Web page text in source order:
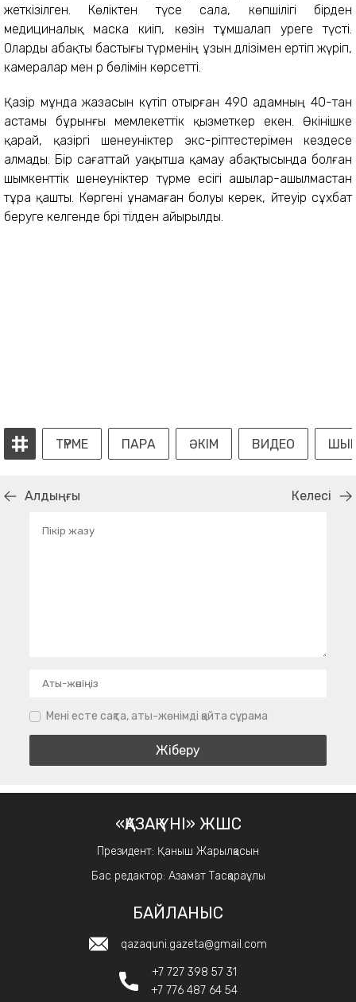
жеткізілген. Көліктен түсе сала, көпшілігі бірден
медициналық маска киіп, көзін тұмшалап әуреге түсті.
Оларды абақты бастығы түрменің ұзын дәлізімен ертіп жүріп,
камералар мен әр бөлімін көрсетті.
Қазір мұнда жазасын күтіп отырған 490 адамның 40-тан
астамы бұрынғы мемлекеттік қызметкер екен. Өкінішке
қарай, қазіргі шенеуніктер экс-әріптестерімен кездесе
алмады. Бір сағаттай уақытша қамау абақтысында болған
шымкенттік шенеуніктер түрме есігі ашылар-ашылмастан
тұра қашты. Көргені ұнамаған болуы керек, әйтеуір сұхбат
беруге келгенде бәрі тілден айырылды.
ТҮРМЕ ПАРА ӘКІМ ВИДЕО
Алдыңғы Келесі
Мені есте сақта, аты-жөнімді қайта сұрама
«ҚАЗАҚ ҮНІ» ЖШС
Президент: Қаныш Жарылқасын
Бас редактор: Азамат Тасқараұлы
БАЙЛАНЫС
qazaquni.gazeta@gmail.com
+7 727 398 57 31
+7 776 487 64 54